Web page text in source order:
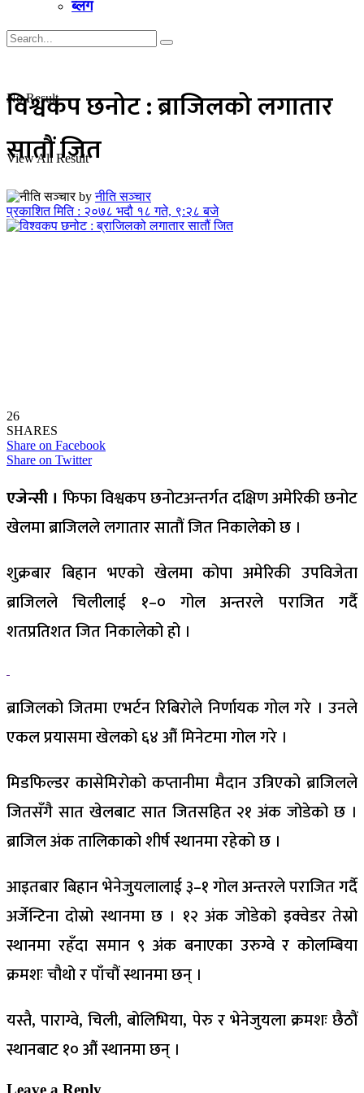
ब्लग
No Result
View All Result
विश्वकप छनोट : ब्राजिलको लगातार
सातौं जित
by नीति सञ्चार
प्रकाशित मिति : २०७८ भदौ १८ गते, ९:२८ बजे
26
SHARES
Share on Facebook
Share on Twitter
एजेन्सी । फिफा विश्वकप छनोटअन्तर्गत दक्षिण अमेरिकी छनोट
खेलमा ब्राजिलले लगातार सातौं जित निकालेको छ ।
शुक्रबार बिहान भएको खेलमा कोपा अमेरिकी उपविजेता
ब्राजिलले चिलीलाई १–० गोल अन्तरले पराजित गर्दै
शतप्रतिशत जित निकालेको हो ।
ब्राजिलको जितमा एभर्टन रिबिरोले निर्णायक गोल गरे । उनले
एकल प्रयासमा खेलको ६४ औं मिनेटमा गोल गरे ।
मिडफिल्डर कासेमिरोको कप्तानीमा मैदान उत्रिएको ब्राजिलले
जितसँगै सात खेलबाट सात जितसहित २१ अंक जोडेको छ ।
ब्राजिल अंक तालिकाको शीर्ष स्थानमा रहेको छ ।
आइतबार बिहान भेनेजुयलालाई ३–१ गोल अन्तरले पराजित गर्दै
अर्जेन्टिना दोस्रो स्थानमा छ । १२ अंक जोडेको इक्वेडर तेस्रो
स्थानमा रहँदा समान ९ अंक बनाएका उरुग्वे र कोलम्बिया
क्रमशः चौथो र पाँचौं स्थानमा छन् ।
यस्तै, पाराग्वे, चिली, बोलिभिया, पेरु र भेनेजुयला क्रमशः छैठौं
स्थानबाट १० औं स्थानमा छन् ।
Leave a Reply